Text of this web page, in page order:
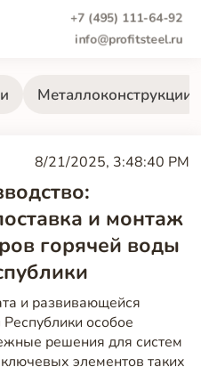
+7 (495) 111-64-92
info@profitsteel.ru
Металлоконструкции
8/21/2025, 3:48:40 PM
и монтаж
горячей воды
и развивающейся
особое
решения для систем
элементов таких